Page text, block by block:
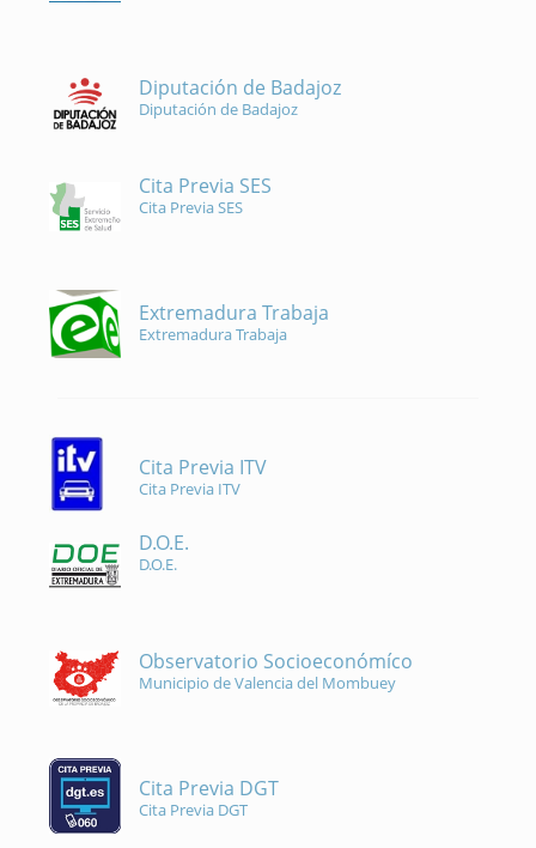
Diputación de Badajoz
Diputación de Badajoz
Cita Previa SES
Cita Previa SES
Extremadura Trabaja
Extremadura Trabaja
Cita Previa ITV
Cita Previa ITV
D.O.E.
D.O.E.
Observatorio Socioeconómíco
Municipio de Valencia del Mombuey
Cita Previa DGT
Cita Previa DGT